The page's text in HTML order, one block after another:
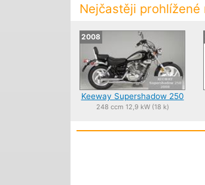
Nejčastěji prohlížené
2008
Keeway Supershadow 250
248 ccm 12,9 kW (18 k)